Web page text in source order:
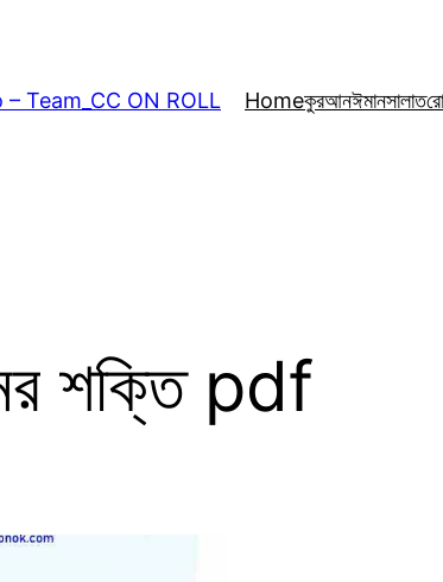
Team_CC ON ROLL Homeকুরআনঈমানসালাত
শক্তি pdf